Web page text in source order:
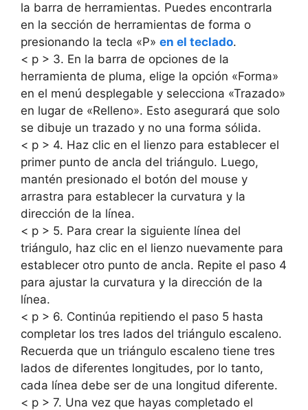
la barra de herramientas. Puedes encontrarla
en la sección de herramientas de forma o
presionando la tecla «P» en el teclado.
< p > 3. En la barra de opciones de la
herramienta de pluma, elige la opción «Forma»
en el menú desplegable y selecciona «Trazado»
en lugar de «Relleno». Esto asegurará que solo
se dibuje un trazado y no una forma sólida.
< p > 4. Haz clic en el lienzo para establecer el
primer punto de ancla del triángulo. Luego,
mantén presionado el botón del mouse y
arrastra para establecer la curvatura y la
dirección de la línea.
< p > 5. Para crear la siguiente línea del
triángulo, haz clic en el lienzo nuevamente para
establecer otro punto de ancla. Repite el paso 4
para ajustar la curvatura y la dirección de la
línea.
< p > 6. Continúa repitiendo el paso 5 hasta
completar los tres lados del triángulo escaleno.
Recuerda que un triángulo escaleno tiene tres
lados de diferentes longitudes, por lo tanto,
cada línea debe ser de una longitud diferente.
< p > 7. Una vez que hayas completado el